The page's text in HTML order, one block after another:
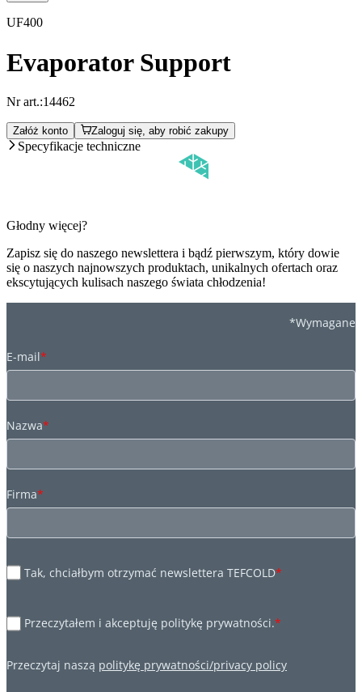
UF400
Evaporator Support
Nr art.:14462
Załóż konto Zaloguj się, aby robić zakupy
Specyfikacje techniczne
Głodny więcej?
Zapisz się do naszego newslettera i bądź pierwszym, który dowie
się o naszych najnowszych produktach, unikalnych ofertach oraz
ekscytujących kulisach naszego świata chłodzenia!
*Wymagane
E-mail*
Nazwa*
Firma*
Tak, chciałbym otrzymać newslettera TEFCOLD*
Przeczytałem i akceptuję politykę prywatności.*
Przeczytaj naszą politykę prywatności/privacy policy